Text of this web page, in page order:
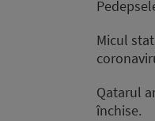
Micul
Qatarul
închise.